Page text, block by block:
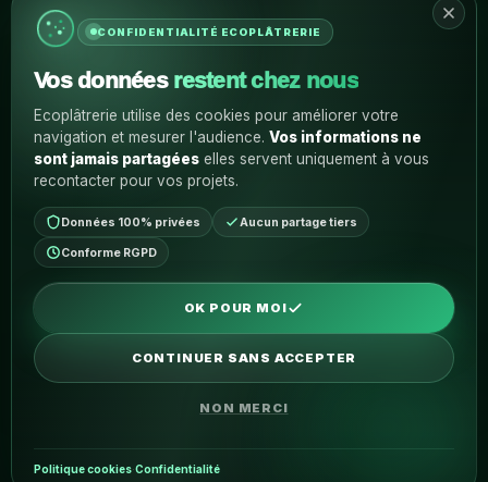
CONFIDENTIALITÉ ECOPLÂTRERIE
Vos données restent chez nous
Ecoplâtrerie utilise des cookies pour améliorer votre
navigation et mesurer l'audience. Vos informations ne
sont jamais partagées elles servent uniquement à vous
recontacter pour vos projets.
Données 100% privées Aucun partage tiers
Conforme RGPD
OK POUR MOI
CONTINUER SANS ACCEPTER
NON MERCI
Politique cookies·Confidentialité
07:00 – 21:00
INFORMATIONS
Un projet en tête ?
Parlons de votre rénovation et donnons une vraie
direction à votre futur intérieur.
DEMANDER UN DEVIS
MENTIONS LÉGALES
AccueilPeintre ColmarPeinture Colmar